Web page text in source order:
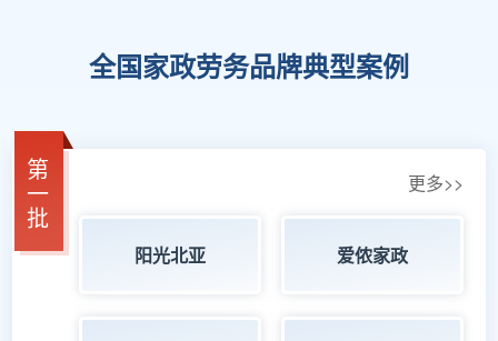
全国家政劳务品牌典型案例
第
一
批
更多>>
阳光北亚 爱侬家政